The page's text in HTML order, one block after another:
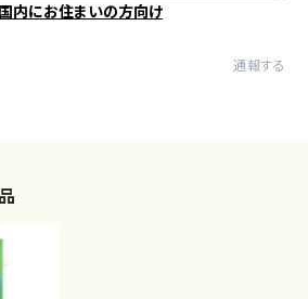
内にお住まいの方向け
通報する